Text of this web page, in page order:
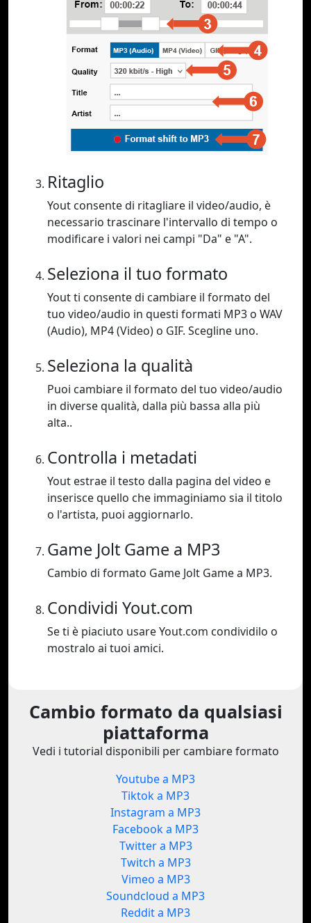
Ritaglio
Yout consente di ritagliare il video/audio, è
necessario trascinare l'intervallo di tempo o
modificare i valori nei campi "Da" e "A".
Seleziona il tuo formato
Yout ti consente di cambiare il formato del
tuo video/audio in questi formati MP3 o WAV
(Audio), MP4 (Video) o GIF. Scegline uno.
Seleziona la qualità
Puoi cambiare il formato del tuo video/audio
in diverse qualità, dalla più bassa alla più
alta..
Controlla i metadati
Yout estrae il testo dalla pagina del video e
inserisce quello che immaginiamo sia il titolo
o l'artista, puoi aggiornarlo.
Game Jolt Game a MP3
Cambio di formato Game Jolt Game a MP3.
Condividi Yout.com
Se ti è piaciuto usare Yout.com condividilo o
mostralo ai tuoi amici.
Cambio formato da qualsiasi
piattaforma
Vedi i tutorial disponibili per cambiare formato
Youtube a MP3
Tiktok a MP3
Instagram a MP3
Facebook a MP3
Twitter a MP3
Twitch a MP3
Vimeo a MP3
Soundcloud a MP3
Reddit a MP3